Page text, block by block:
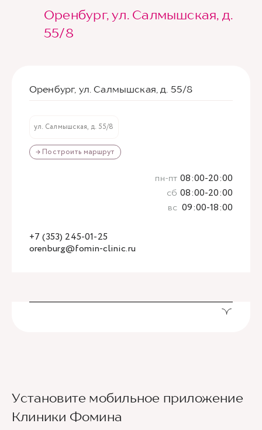
Оренбург, ул. Салмышская, д.
55/8
Оренбург, ул. Салмышская, д. 55/8
ул. Салмышская, д. 55/8
→ Построить маршрут
orenburg@fomin-clinic.ru
+7 (353) 245-01-25
пн-пт 08:00-20:00
сб 08:00-20:00
вс 09:00-18:00
Установите мобильное приложение
Клиники Фомина